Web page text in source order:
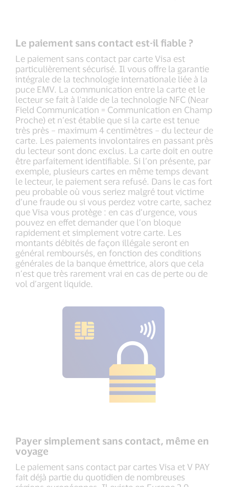
Le paiement sans contact est-il fiable ?
Le paiement sans contact par carte Visa est
particulièrement sécurisé. Il vous offre la garantie
intégrale de la technologie internationale liée à la
puce EMV. La communication entre la carte et le
lecteur se fait à l'aide de la technologie NFC (Near
Field Communication = Communication en Champ
Proche) et n’est établie que si la carte est tenue
très près – maximum 4 centimètres – du lecteur de
carte. Les paiements involontaires en passant près
du lecteur sont donc exclus. La carte doit en outre
être parfaitement identifiable. Si l’on présente, par
exemple, plusieurs cartes en même temps devant
le lecteur, le paiement sera refusé. Dans le cas fort
peu probable où vous seriez malgré tout victime
d’une fraude ou si vous perdez votre carte, sachez
que Visa vous protège : en cas d’urgence, vous
pouvez en effet demander que l’on bloque
rapidement et simplement votre carte. Les
montants débités de façon illégale seront en
général remboursés, en fonction des conditions
générales de la banque émettrice, alors que cela
n’est que très rarement vrai en cas de perte ou de
vol d’argent liquide.
Payer simplement sans contact, même en
voyage
Le paiement sans contact par cartes Visa et V PAY
fait déjà partie du quotidien de nombreuses